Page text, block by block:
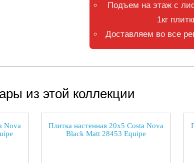
Подъем на этаж с
1кг
Доставляем во все
из этой коллекции
Nova
Плитка настенная 20x5 Costa Nova
Black Matt 28453 Equipe